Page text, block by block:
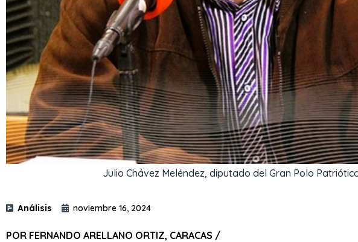
Julio Chávez Meléndez, diputado del Gran Polo
Análisis noviembre 16, 2024
POR FERNANDO ARELLANO ORTIZ, CARACAS /